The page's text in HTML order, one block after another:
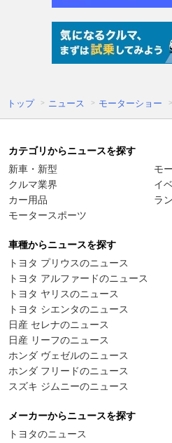
トップ ニュース モーターショー
カテゴリからニュースを探す
新車・新型
クルマ業界
カー用品
モータースポーツ
モ
イ
ラ
車種からニュースを探す
トヨタ プリウスのニュース
トヨタ アルファードのニュース
トヨタ ヤリスのニュース
トヨタ シエンタのニュース
日産 セレナのニュース
日産 リーフのニュース
ホンダ ヴェゼルのニュース
ホンダ フリードのニュース
スズキ ジムニーのニュース
メーカーからニュースを探す
トヨタのニュース